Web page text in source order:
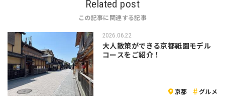
Related post
この記事に関連する記事
2026.06.22
大人散策ができる京都祇園モデル
コースをご紹介！
京都 グルメ